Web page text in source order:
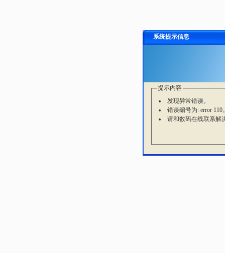
系统提示信息
提示内容
发现异常错误。
错误编号为: error 110
请和数码在线联系解